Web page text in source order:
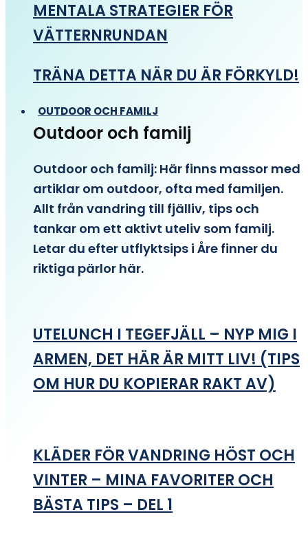
MENTALA STRATEGIER FÖR
VÄTTERNRUNDAN
TRÄNA DETTA NÄR DU ÄR FÖRKYLD!
OUTDOOR OCH FAMILJ
Outdoor och familj
Outdoor och familj: Här finns massor med
artiklar om outdoor, ofta med familjen.
Allt från vandring till fjälliv, tips och
tankar om ett aktivt uteliv som familj.
Letar du efter utflyktsips i Åre finner du
riktiga pärlor här.
UTELUNCH I TEGEFJÄLL – NYP MIG I
ARMEN, DET HÄR ÄR MITT LIV! (TIPS
OM HUR DU KOPIERAR RAKT AV)
KLÄDER FÖR VANDRING HÖST OCH
VINTER – MINA FAVORITER OCH
BÄSTA TIPS – DEL 1